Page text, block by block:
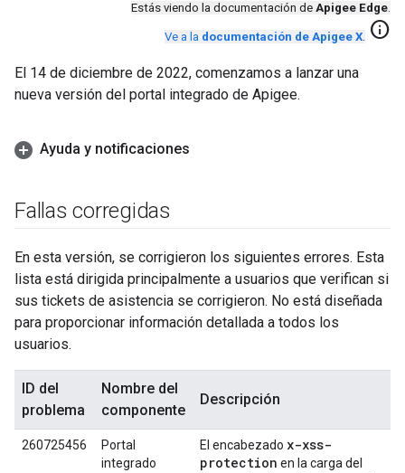
Estás viendo la documentación de Apigee Edge.
Ve a la documentación de Apigee X. info
El 14 de diciembre de 2022, comenzamos a lanzar una
nueva versión del portal integrado de Apigee.
Ayuda y notificaciones
Fallas corregidas
En esta versión, se corrigieron los siguientes errores. Esta
lista está dirigida principalmente a usuarios que verifican si
sus tickets de asistencia se corrigieron. No está diseñada
para proporcionar información detallada a todos los
usuarios.
ID del
problema
Nombre del
componente
Descripción
260725456
Portal
integrado
El encabezado x-xss-
protection en la carga del